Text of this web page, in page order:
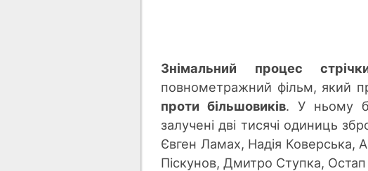
Знімальний процес
повнометражний фільм, який
проти більшовиків. У ньому
залучені дві тисячі одиниць
Євген Ламах, Надія Коверська,
Піскунов, Дмитро Ступка,